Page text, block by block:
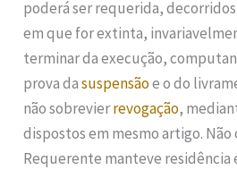
poderá ser requerida, decorridos
em que for extinta,
terminar da execução,
prova dasuspensãoe o do
não sobrevierrevogação,
dispostos em mesmo artigo.
Requerente manteve residência